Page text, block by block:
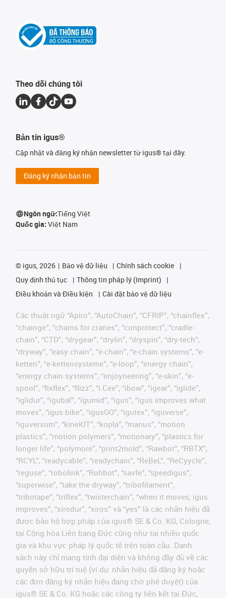
Theo dõi chúng tôi
Bản tin igus®
Cập nhật và đăng ký nhận newsletter từ igus® tại đây.
Đăng ký nhận bản tin
Ngôn ngữ:Tiếng Việt
Quốc gia: Việt Nam
© igus, 2026 Bảo vệ dữ liệu
Chính sách cookie
Quy định thủ tục
Thông tin pháp lý (Imprint)
Điều khoản và Điều kiện
Cài đặt bảo vệ dữ liệu
Các thuật ngữ “Apiro”, “AutoChain”, “CFRIP”, “chainflex”,
“chainge”, “chains for cranes”, “conprotect”, “cradle-
chain”, “CTD”, “drygear”, “drylin”, “dryspin”, “dry-tech”,
“dryway”, “easy chain”, “e-chain”, “e-chain systems”, “e-
ketten”, “e-kettensysteme”, “e-loop”, “energy chain”,
“energy chain systems”, “enjoyneering”, “e-skin”, “e-
spool”, “fixflex”, “flizz”, “i.Cee”, “ibow”, “igear”, “iglide”,
“iglidur”, “igubal”, “igumid”, “igus”, “igus improves what
moves”, “igus:bike”, “igusGO”, “igutex”, “iguverse”,
“iguversum”, “kineKIT”, “kopla”, “manus”, “motion
plastics”, “motion polymers”, “motionary”, “plastics for
longer life”, “polymore”, “print2mold”, “Rawbot”, “RBTX”,
“RCYL”, “readycable”, “readychain”, “ReBeL”, “ReCyycle”,
“reguse”, “robolink”, “Rohbot”, “savfe”, “speedigus”,
“superwise”, “take the dryway”, “tribofilament”,
“tribotape”, “triflex”, “twisterchain”, “when it moves, igus
improves”, “xirodur”, “xiros” và “yes” là các nhãn hiệu đã
được bảo hộ hợp pháp của igus® SE & Co. KG, Cologne,
tại Cộng hòa Liên bang Đức cũng như tại nhiều quốc
gia và khu vực pháp lý quốc tế trên toàn cầu. Danh
sách này chỉ mang tính đại diện và không đầy đủ về các
quyền sở hữu trí tuệ (ví dụ: nhãn hiệu đã đăng ký hoặc
các đơn đăng ký nhãn hiệu đang chờ phê duyệt) của
igus® SE & Co. KG hoặc các công ty liên kết tại Đức,